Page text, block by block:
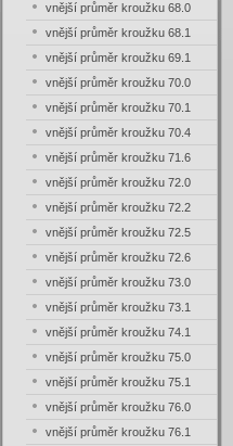
vnější průměr kroužku 68.0
vnější průměr kroužku 68.1
vnější průměr kroužku 69.1
vnější průměr kroužku 70.0
vnější průměr kroužku 70.1
vnější průměr kroužku 70.4
vnější průměr kroužku 71.6
vnější průměr kroužku 72.0
vnější průměr kroužku 72.2
vnější průměr kroužku 72.5
vnější průměr kroužku 72.6
vnější průměr kroužku 73.0
vnější průměr kroužku 73.1
vnější průměr kroužku 74.1
vnější průměr kroužku 75.0
vnější průměr kroužku 75.1
vnější průměr kroužku 76.0
vnější průměr kroužku 76.1